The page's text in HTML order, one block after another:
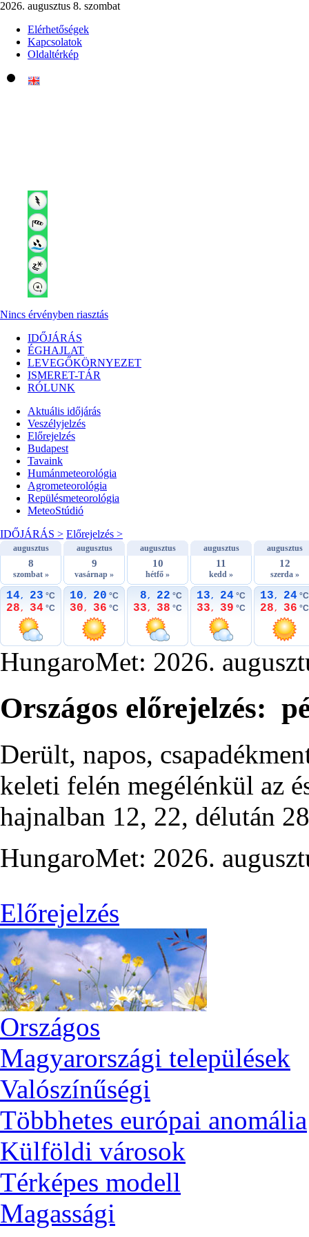
2026. augusztus 8. szombat
Elérhetőségek
Kapcsolatok
Oldaltérkép
Nincs érvényben riasztás
IDŐJÁRÁS
ÉGHAJLAT
LEVEGŐKÖRNYEZET
ISMERET-TÁR
RÓLUNK
Aktuális időjárás
Veszélyjelzés
Előrejelzés
Budapest
Tavaink
Humánmeteorológia
Agrometeorológia
Repülésmeteorológia
MeteoStúdió
IDŐJÁRÁS > Előrejelzés >
augusztus
8
szombat »
14, 23 °C
28, 34 °C
augusztus
9
vasárnap »
10, 20 °C
30, 36 °C
augusztus
10
hétfő »
8, 22 °C
33, 38 °C
augusztus
11
kedd »
13, 24 °C
33, 39 °C
augusztus
12
szerda »
13, 24 °C
28, 36 °C
HungaroMet: 2026.
Országos előrejelzés:
Derült, napos,
keleti felén megélénkül az
hajnalban 12, 22, délután
HungaroMet: 2026.
Előrejelzés
Országos
Magyarországi települések
Valószínűségi
Többhetes európai anomália
Külföldi városok
Térképes modell
Magassági